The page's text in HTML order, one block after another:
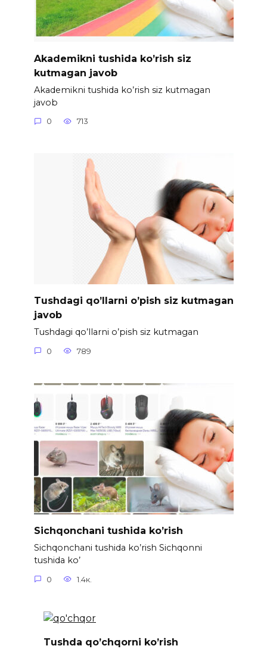
Akademikni tushida ko’rish siz
kutmagan javob
Akademikni tushida ko’rish siz kutmagan
javob
0 713
Tushdagi qo’llarni o’pish siz kutmagan
javob
Tushdagi qo’llarni o’pish siz kutmagan
0 789
Sichqonchani tushida ko’rish
Sichqonchani tushida ko’rish Sichqonni
tushida ko’
0 1.4к.
Tushda qo’chqorni ko’rish